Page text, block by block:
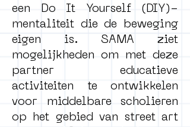
een Do It Yourself (DIY)-
mentaliteit die de beweging
eigen is. SAMA ziet
mogelijkheden om met deze
partner educatieve
activiteiten te ontwikkelen
voor middelbare scholieren
op het gebied van street art